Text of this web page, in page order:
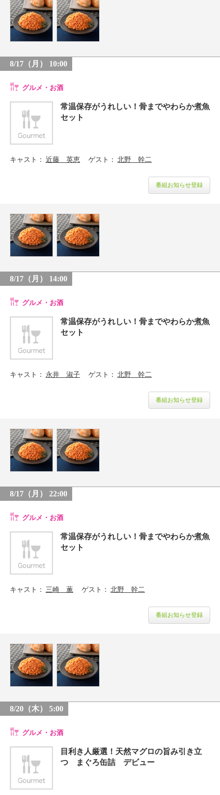
8/17（月） 10:00
グルメ・お酒
常温保存がうれしい！骨までやわらか煮魚
セット
キャスト 近藤 英恵 ゲスト 北野 幹二
番組お知らせ登録
8/17（月） 14:00
グルメ・お酒
常温保存がうれしい！骨までやわらか煮魚
セット
キャスト 永井 淑子 ゲスト 北野 幹二
番組お知らせ登録
8/17（月） 22:00
グルメ・お酒
常温保存がうれしい！骨までやわらか煮魚
セット
キャスト 三崎 薫 ゲスト 北野 幹二
番組お知らせ登録
8/20（木） 5:00
グルメ・お酒
目利き人厳選！天然マグロの旨み引き立
つ まぐろ缶詰 デビュー